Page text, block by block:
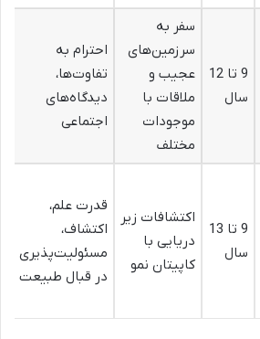
9 تا 12
سال
سفر به
سرزمین‌های
عجیب و
ملاقات با
موجودات
مختلف
احترام به
تفاوت‌ها،
دیدگاه‌های
اجتماعی
9 تا 13
سال
اکتشافات زیر
دریایی با
کاپیتان نمو
قدرت علم،
اکتشاف،
مسئولیت‌پذیری
در قبال طبیعت